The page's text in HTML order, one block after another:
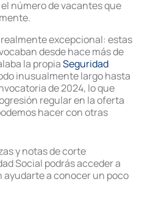
número de vacantes que
excepcional: estas
desde hace más de
la propiaSeguridad
inusualmente largo hasta
de 2024, lo que
regular en la oferta
hacer con otras
y notas de corte
Social podrás acceder a
ayudarte a conocer un poco